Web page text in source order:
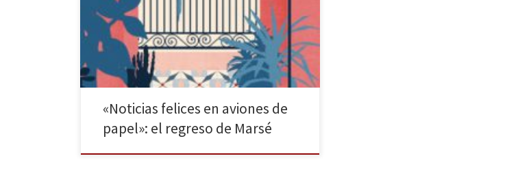
grandes dramas de la historia europea del siglo XX. A
los lectores de Marsé nos han hecho un gran regalo
por Navidad: tras tres años de espera, el autor regresa
con […]
«Noticias felices en aviones de
papel»: el regreso de Marsé